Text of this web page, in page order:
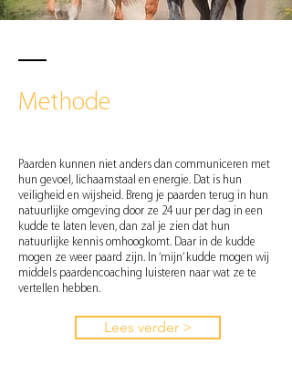
Methode
Paarden kunnen niet anders dan communiceren met
hun gevoel, lichaamstaal en energie. Dat is hun
veiligheid en wijsheid. Breng je paarden terug in hun
natuurlijke omgeving door ze 24 uur per dag in een
kudde te laten leven, dan zal je zien dat hun
natuurlijke kennis omhoogkomt. Daar in de kudde
mogen ze weer paard zijn. In ‘mijn’ kudde mogen wij
middels paardencoaching luisteren naar wat ze te
vertellen hebben.
Lees verder >